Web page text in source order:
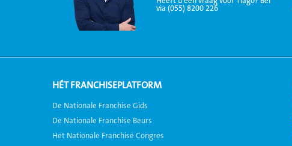
via (055) 8200 226
HÉT FRANCHISEPLATFORM
De Nationale Franchise Gids
De Nationale Franchise Beurs
Het Nationale Franchise Congres